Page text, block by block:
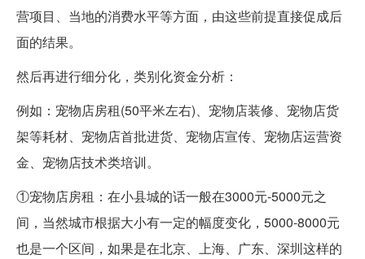
营项目、当地的消费水平等方面，由这些前提直接促成后
面的结果。
然后再进行细分化，类别化资金分析：
例如：宠物店房租(50平米左右)、宠物店装修、宠物店货
架等耗材、宠物店首批进货、宠物店宣传、宠物店运营资
金、宠物店技术类培训。
①宠物店房租：在小县城的话一般在3000元-5000元之
间，当然城市根据大小有一定的幅度变化，5000-8000元
也是一个区间，如果是在北京、上海、广东、深圳这样的